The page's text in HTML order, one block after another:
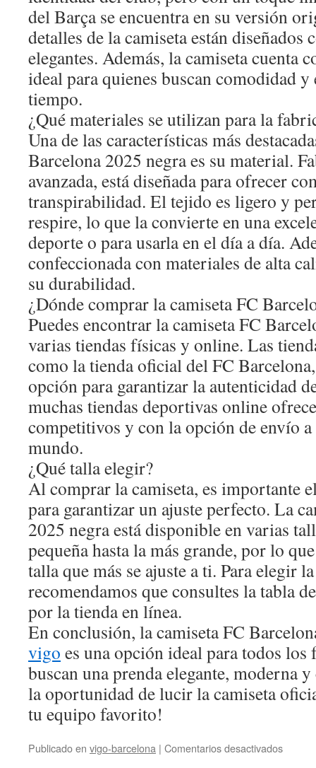
del Barça se encuentra en su versión
detalles de la camiseta están diseñados
elegantes. Además, la camiseta cuenta
ideal para quienes buscan comodidad
tiempo.
¿Qué materiales se utilizan para la
Una de las características más
Barcelona 2025 negra es su material.
avanzada, está diseñada para ofrecer
transpirabilidad. El tejido es ligero y
respire, lo que la convierte en una
deporte o para usarla en el día a día.
confeccionada con materiales de alta
su durabilidad.
¿Dónde comprar la camiseta FC
Puedes encontrar la camiseta FC
varias tiendas físicas y online. Las
como la tienda oficial del FC
opción para garantizar la autenticidad
muchas tiendas deportivas online
competitivos y con la opción de envío
mundo.
¿Qué talla elegir?
Al comprar la camiseta, es importante
para garantizar un ajuste perfecto. La
2025 negra está disponible en varias
pequeña hasta la más grande, por lo
talla que más se ajuste a ti. Para elegir
recomendamos que consultes la tabla
por la tienda en línea.
En conclusión, la camiseta FC
vigo es una opción ideal para todos los
buscan una prenda elegante, moderna
la oportunidad de lucir la camiseta
tu equipo favorito!
Publicado en vigo-barcelona | Comentarios desactivadosen